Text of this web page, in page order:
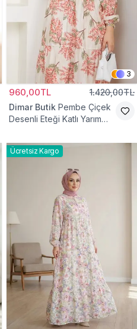
3
960,00TL 1.420,00TL
Dimar Butik Pembe Çiçek
Desenli Eteği Katlı Yarım
Ücretsiz Kargo